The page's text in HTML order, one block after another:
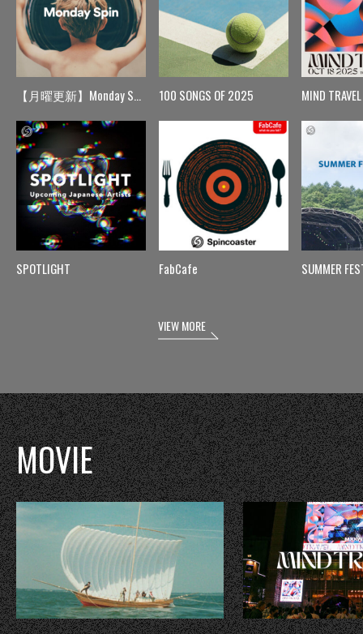
【月曜更新】Monday Spin
SPOTLIGHT
100 SONGS OF 2025
FabCafe
MIND TRAVEL
SUMMER
VIEW MORE
MOVIE